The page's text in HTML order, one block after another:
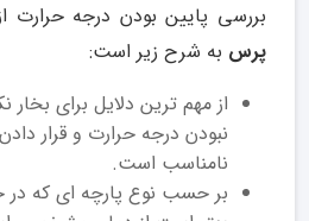
بررسی پایین بودن درجه حرارت
پرس به شرح زیر است:
از مهم ترین دلایل برای
نبودن درجه حرارت و قرار
نامناسب است.
بر حسب نوع پارچه ای که در